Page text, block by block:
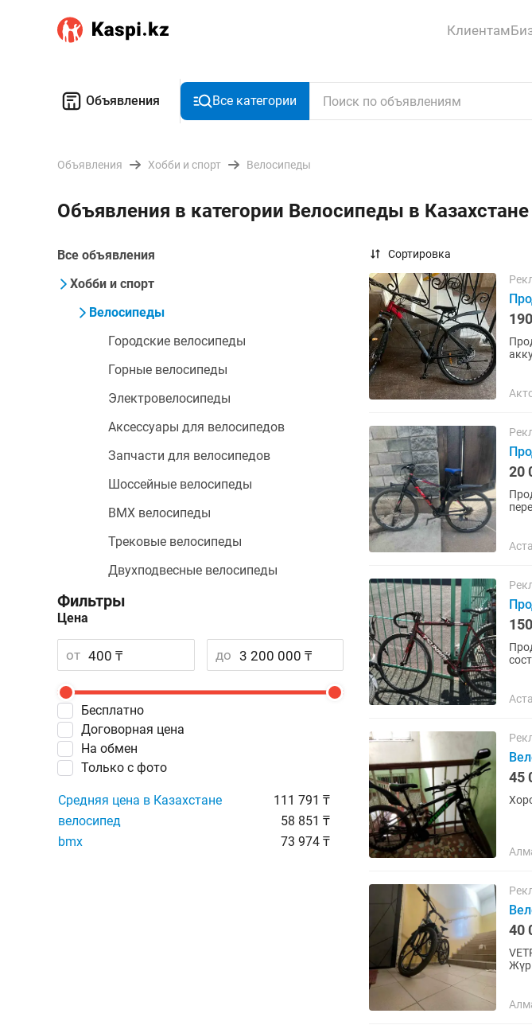
Клиентам
Объявления Все категории
Объявления Хобби и спорт Велосипеды
Объявления в категории Велосипеды в Казахстане
Все объявления
Хобби и спорт
Велосипеды
Городские велосипеды
Горные велосипеды
Электровелосипеды
Аксессуары для велосипедов
Запчасти для велосипедов
Шоссейные велосипеды
BMX велосипеды
Трековые велосипеды
Двухподвесные велосипеды
Фильтры
Цена
от до
Бесплатно
Договорная цена
На обмен
Только с фото
Средняя цена в Казахстане
111 791 ₸
велосипед
58 851 ₸
bmx
73 974 ₸
Сортировка
20
45
40